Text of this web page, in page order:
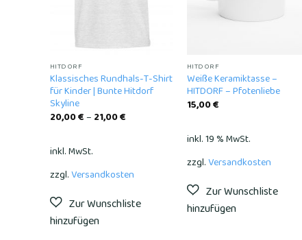
HITDORF
Klassisches Rundhals-T-Shirt
für Kinder | Bunte Hitdorf
Skyline
20,00€– 21,00€
inkl. MwSt.
zzgl.Versandkosten
HITDORF
Weiße Keramiktasse –
HITDORF – Pfotenliebe
15,00€
inkl. 19 % MwSt.
zzgl.Versandkosten